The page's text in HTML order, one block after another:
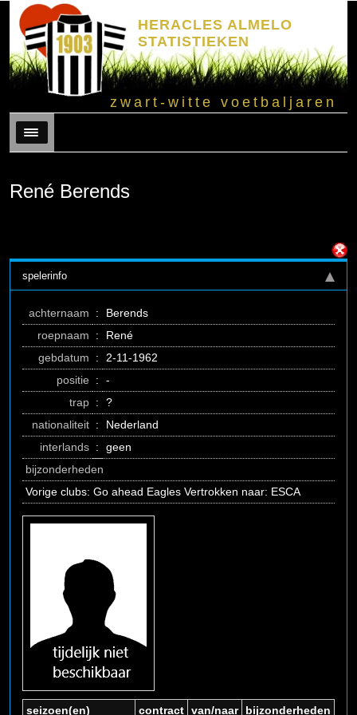
HERACLES ALMELO
STATISTIEKEN
zwart-witte voetbaljaren
Menu
René Berends
spelerinfo
achternaam :
Berends
roepnaam
:
René
gebdatum
:
2-11-1962
positie :
-
trap :
?
nationaliteit :
Nederland
interlands :
geen
bijzonderheden
Vorige clubs: Go ahead Eagles Vertrokken naar: ESCA
seizoen(en) contract van/naar bijzonderheden